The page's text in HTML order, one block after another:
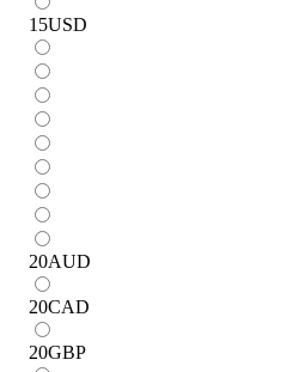
15USD
20AUD
20CAD
20GBP